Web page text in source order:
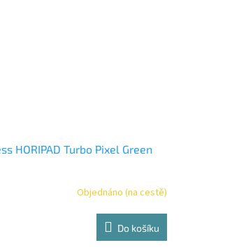
HORIPAD Turbo Pixel Green
Objednáno (na cestě)
Do košíku